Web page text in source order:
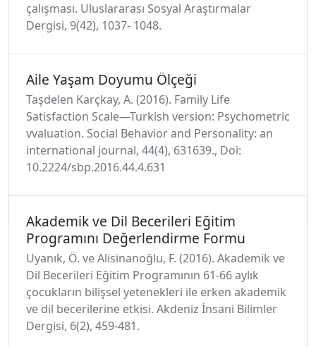
çalışması. Uluslararası Sosyal Araştırmalar
Dergisi, 9(42), 1037- 1048.
Aile Yaşam Doyumu Ölçeği
Taşdelen Karçkay, A. (2016). Family Life
Satisfaction Scale—Turkish version: Psychometric
vvaluation. Social Behavior and Personality: an
international journal, 44(4), 631639., Doi:
10.2224/sbp.2016.44.4.631
Akademik ve Dil Becerileri Eğitim
Programını Değerlendirme Formu
Uyanık, Ö. ve Alisinanoğlu, F. (2016). Akademik ve
Dil Becerileri Eğitim Programının 61-66 aylık
çocukların bilişsel yetenekleri ile erken akademik
ve dil becerilerine etkisi. Akdeniz İnsani Bilimler
Dergisi, 6(2), 459-481.